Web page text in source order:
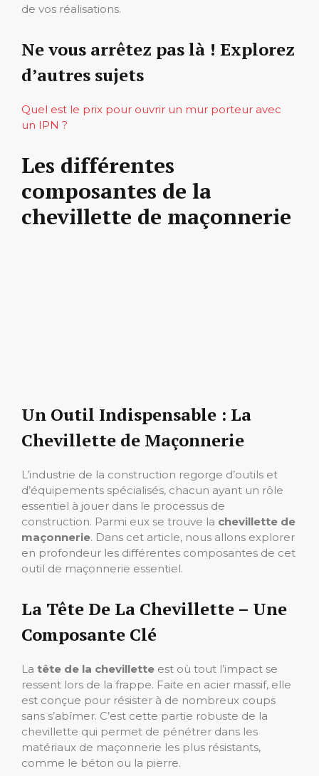
de vos réalisations.
Ne vous arrêtez pas là ! Explorez
d’autres sujets
Quel est le prix pour ouvrir un mur porteur avec
un IPN ?
Les différentes
composantes de la
chevillette de maçonnerie
Un Outil Indispensable : La
Chevillette de Maçonnerie
L’industrie de la construction regorge d’outils et
d’équipements spécialisés, chacun ayant un rôle
essentiel à jouer dans le processus de
construction. Parmi eux se trouve la chevillette de
maçonnerie. Dans cet article, nous allons explorer
en profondeur les différentes composantes de cet
outil de maçonnerie essentiel.
La Tête De La Chevillette – Une
Composante Clé
La tête de la chevillette est où tout l’impact se
ressent lors de la frappe. Faite en acier massif, elle
est conçue pour résister à de nombreux coups
sans s’abîmer. C’est cette partie robuste de la
chevillette qui permet de pénétrer dans les
matériaux de maçonnerie les plus résistants,
comme le béton ou la pierre.